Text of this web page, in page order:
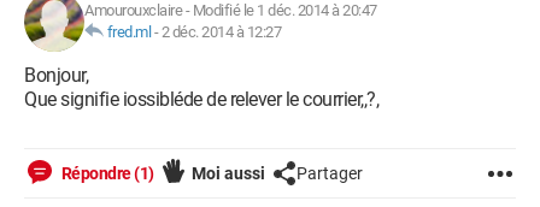
Amourouxclaire- Modifié le 1 déc. 2014 à 20:47
fred.ml -2 déc. 2014 à 12:27
Bonjour,
Que signifie iossibléde de relever le courrier,,?,
Répondre (1) Moi aussi Partager